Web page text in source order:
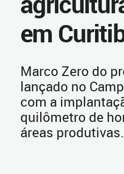
em
Marco Zero do
lançado no
com a
quilômetro de
áreas produtivas.